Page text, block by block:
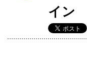
イン